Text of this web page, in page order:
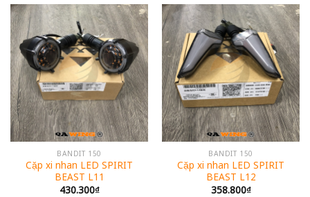
BANDIT 150
Cặp xi nhan LED SPIRIT
BEAST L11
430.300₫
BANDIT 150
Cặp xi nhan LED SPIRIT
BEAST L12
358.800₫